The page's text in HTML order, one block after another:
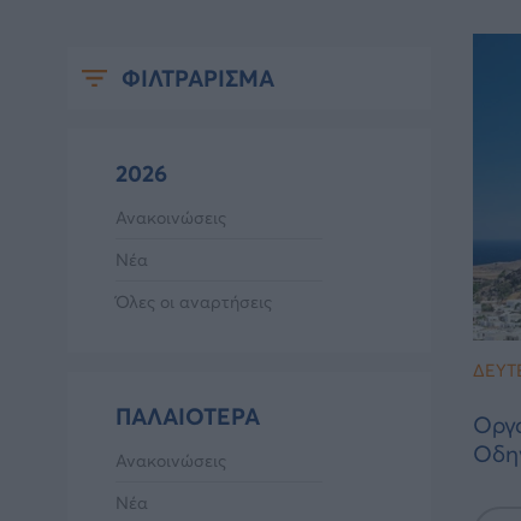
ΦΙΛΤΡΑΡΙΣΜΑ
2026
Ανακοινώσεις
Νέα
Όλες οι αναρτήσεις
ΠΑΛΑΙΌΤΕΡΑ
Ανακοινώσεις
Νέα